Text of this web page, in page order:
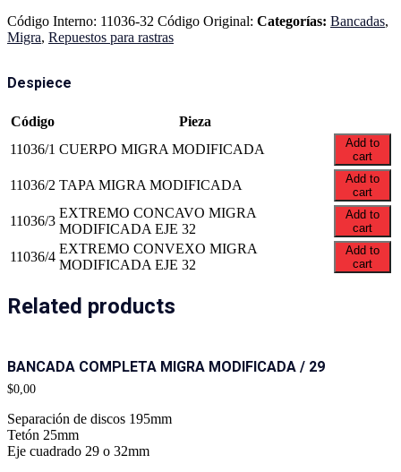
Código Interno: 11036-32 Código Original: Categorías: Bancadas,
Migra, Repuestos para rastras
Despiece
Código
Pieza
11036/1 CUERPO MIGRA MODIFICADA
Add to
cart
11036/2 TAPA MIGRA MODIFICADA
Add to
cart
11036/3
EXTREMO CONCAVO MIGRA
MODIFICADA EJE 32
Add to
cart
11036/4
EXTREMO CONVEXO MIGRA
MODIFICADA EJE 32
Add to
cart
Related products
BANCADA COMPLETA MIGRA MODIFICADA / 29
$0,00
Separación de discos 195mm
Tetón 25mm
Eje cuadrado 29 o 32mm